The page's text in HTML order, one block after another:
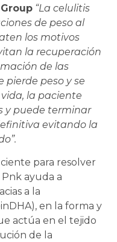
Group “La celulitis
de peso al
los motivos
la recuperación
de las
pierde peso y se
la paciente
y puede terminar
evitando la
para resolver
ayuda a
a la
en la forma y
actúa en el tejido
de la